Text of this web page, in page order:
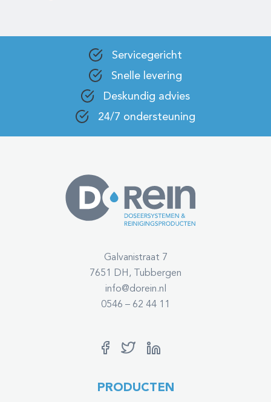
Servicegericht
Snelle levering
Deskundig advies
24/7 ondersteuning
Galvanistraat 7
7651 DH, Tubbergen
info@dorein.nl
0546 – 62 44 11
PRODUCTEN